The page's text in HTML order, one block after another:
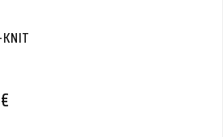
€Hintaluokka: 94,38€ - 107,05€